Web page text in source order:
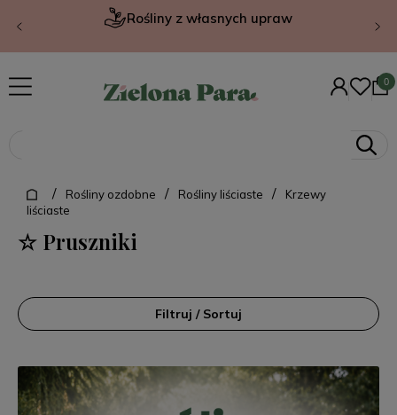
Rośliny z własnych upraw
/ Rośliny ozdobne / Rośliny liściaste /
Krzewy
liściaste
☆ Pruszniki
Filtruj / Sortuj